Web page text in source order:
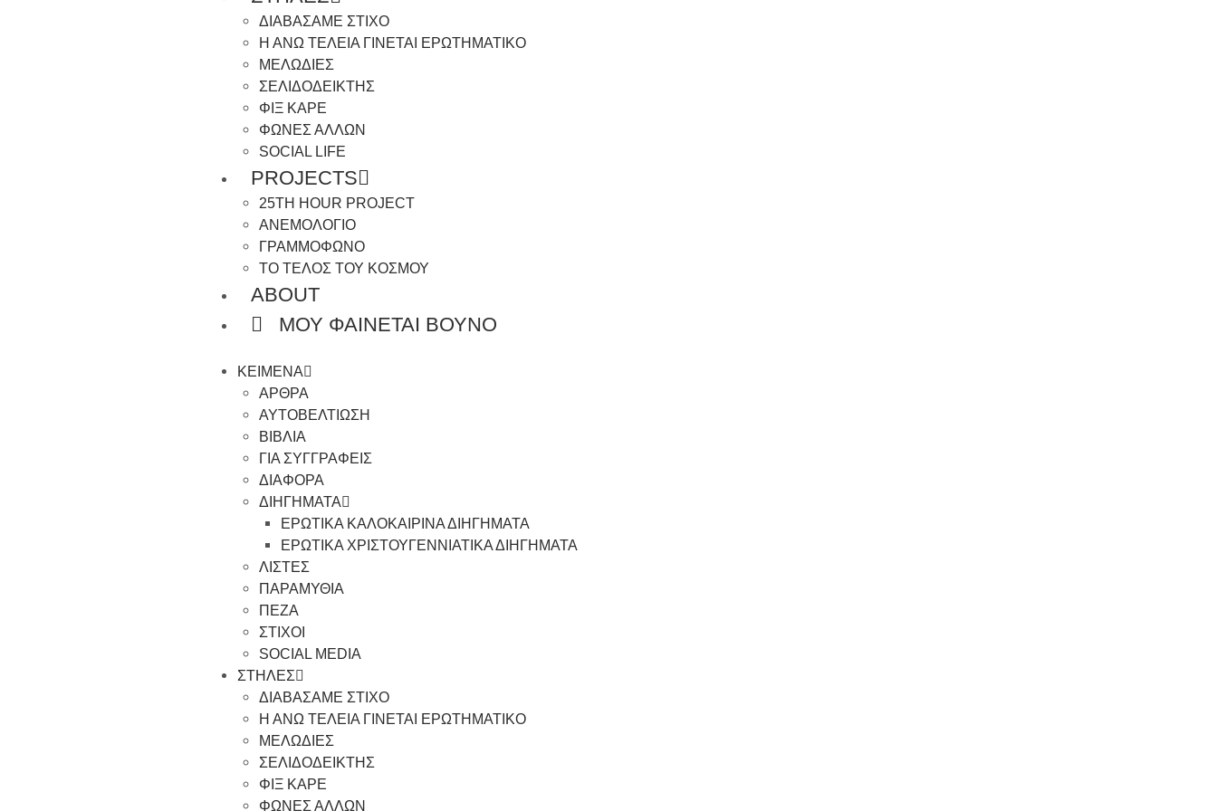
ΔΙΑΒΑΣΑΜΕ ΣΤΙΧΟ
Η ΑΝΩ ΤΕΛΕΙΑ ΓΙΝΕΤΑΙ ΕΡΩΤΗΜΑΤΙΚΟ
ΜΕΛΩΔΙΕΣ
ΣΕΛΙΔΟΔΕΙΚΤΗΣ
ΦΙΞ ΚΑΡΕ
ΦΩΝΕΣ ΑΛΛΩΝ
SOCIAL LIFE
PROJECTS
25TH HOUR PROJECT
ΑΝΕΜΟΛΟΓΙΟ
ΓΡΑΜΜΟΦΩΝΟ
ΤΟ ΤΕΛΟΣ ΤΟΥ ΚΟΣΜΟΥ
ABOUT
ΜΟΥ ΦΑΙΝΕΤΑΙ ΒΟΥΝΟ
ΚΕΙΜΕΝΑ
ΑΡΘΡΑ
ΑΥΤΟΒΕΛΤΙΩΣΗ
ΒΙΒΛΙΑ
ΓΙΑ ΣΥΓΓΡΑΦΕΙΣ
ΔΙΑΦΟΡΑ
ΔΙΗΓΗΜΑΤΑ
ΕΡΩΤΙΚΑ ΚΑΛΟΚΑΙΡΙΝΑ ΔΙΗΓΗΜΑΤΑ
ΕΡΩΤΙΚΑ ΧΡΙΣΤΟΥΓΕΝΝΙΑΤΙΚΑ ΔΙΗΓΗΜΑΤΑ
ΛΙΣΤΕΣ
ΠΑΡΑΜΥΘΙΑ
ΠΕΖΑ
ΣΤΙΧΟΙ
SOCIAL MEDIA
ΣΤΗΛΕΣ
ΔΙΑΒΑΣΑΜΕ ΣΤΙΧΟ
Η ΑΝΩ ΤΕΛΕΙΑ ΓΙΝΕΤΑΙ ΕΡΩΤΗΜΑΤΙΚΟ
ΜΕΛΩΔΙΕΣ
ΣΕΛΙΔΟΔΕΙΚΤΗΣ
ΦΙΞ ΚΑΡΕ
ΦΩΝΕΣ ΑΛΛΩΝ